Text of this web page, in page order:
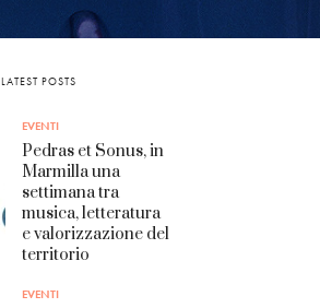
LATEST POSTS
EVENTI
Pedras et Sonus, in
Marmilla una
settimana tra
musica, letteratura
e valorizzazione del
territorio
EVENTI